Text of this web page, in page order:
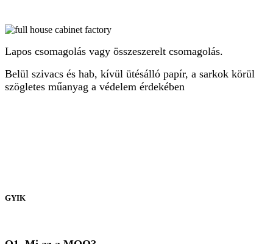
Lapos csomagolás vagy összeszerelt csomagolás.
Belül szivacs és hab, kívül ütésálló papír, a sarkok körül
szögletes műanyag a védelem érdekében
GYIK